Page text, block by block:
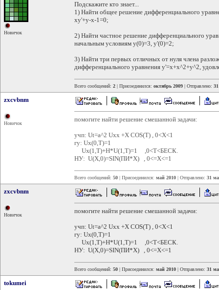
Новичок
Подскажите кто знает...
1) Найти общее решение дифференциального
xy'+y-x-1=0;
2) Найти частное решение дифференциального
начальным условиям y(0)=3, y'(0)=2;
3) Найти три первых отличных от нуля члена
дифференциального уравнения y'=x+x^2+y^2,
Всего сообщений: 2 | Присоединился: октябрь 2009 | Отправлено:
zxcvbnm
Новичок
помогите найти решение смешанной задачи:
учп: Ut=a^2 Uxx +X COS(T) , 0<X<1
гу: Ux(0,T)=1
Ux(1,T)+H*U(1,T)=1 ,0<T<БЕСК.
НУ: U(X,0)=SIN(ПИ*X) , 0<=X<=1
Всего сообщений: 50 | Присоединился: май 2010 | Отправлено: 31
zxcvbnm
Новичок
помогите найти решение смешанной задачи:
учп: Ut=a^2 Uxx +X COS(T) , 0<X<1
гу: Ux(0,T)=1
Ux(1,T)+H*U(1,T)=1 ,0<T<БЕСК.
НУ: U(X,0)=SIN(ПИ*X) , 0<=X<=1
Всего сообщений: 50 | Присоединился: май 2010 | Отправлено: 31
tokumei